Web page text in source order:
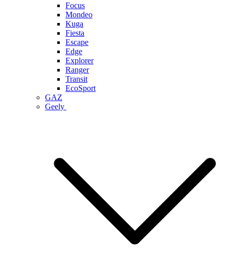
Focus
Mondeo
Kuga
Fiesta
Escape
Edge
Explorer
Ranger
Transit
EcoSport
GAZ
Geely